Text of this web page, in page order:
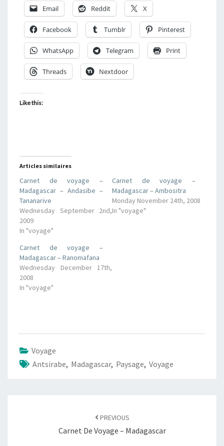
Email Reddit X
Facebook Tumblr Pinterest
WhatsApp Telegram Print
Threads Nextdoor
Like this:
Articles similaires
Carnet de voyage –
Madagascar – Andasibe –
Tananarive
Wednesday September 2nd,
2009
In "voyage"
Carnet de voyage –
Madagascar – Ambositra
Monday November 24th, 2008
In "voyage"
Carnet de voyage –
Madagascar – Ranomafana
Wednesday December 17th,
2008
In "voyage"
Voyage
Antsirabe, Madagascar, Paysage, Voyage
PREVIOUS
Carnet De Voyage – Madagascar